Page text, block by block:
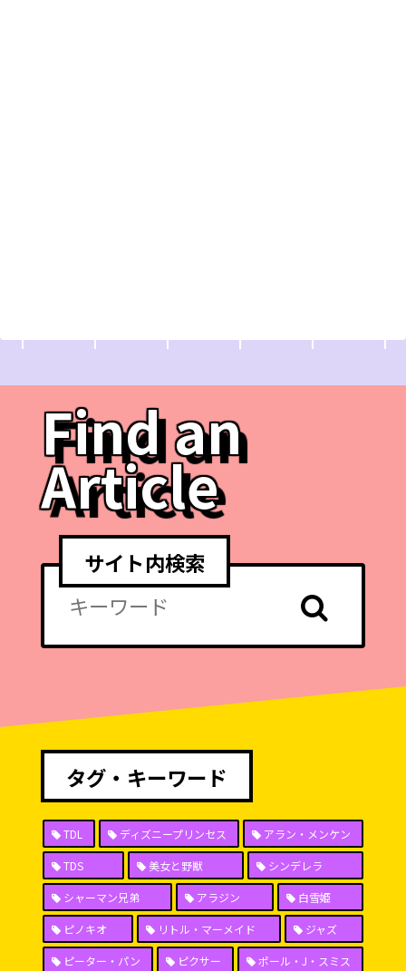
Find an
Article
サイト内検索
タグ・キーワード
TDL ディズニープリンセス アラン・メンケン
TDS 美女と野獣 シンデレラ
シャーマン兄弟 アラジン 白雪姫
ピノキオ リトル・マーメイド ジャズ
ピーター・パン ピクサー ポール・J・スミス